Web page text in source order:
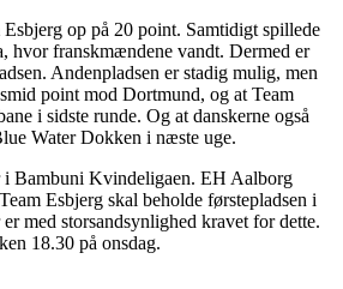
op på 20 point. Samtidigt spillede
hvor franskmændene vandt. Dermed er
Andenpladsen er stadig mulig, men
point mod Dortmund, og at Team
i sidste runde. Og at danskerne også
Water Dokken i næste uge.
i Bambuni Kvindeligaen. EH Aalborg
Esbjerg skal beholde førstepladsen i
med storsandsynlighed kravet for dette.
18.30 på onsdag.